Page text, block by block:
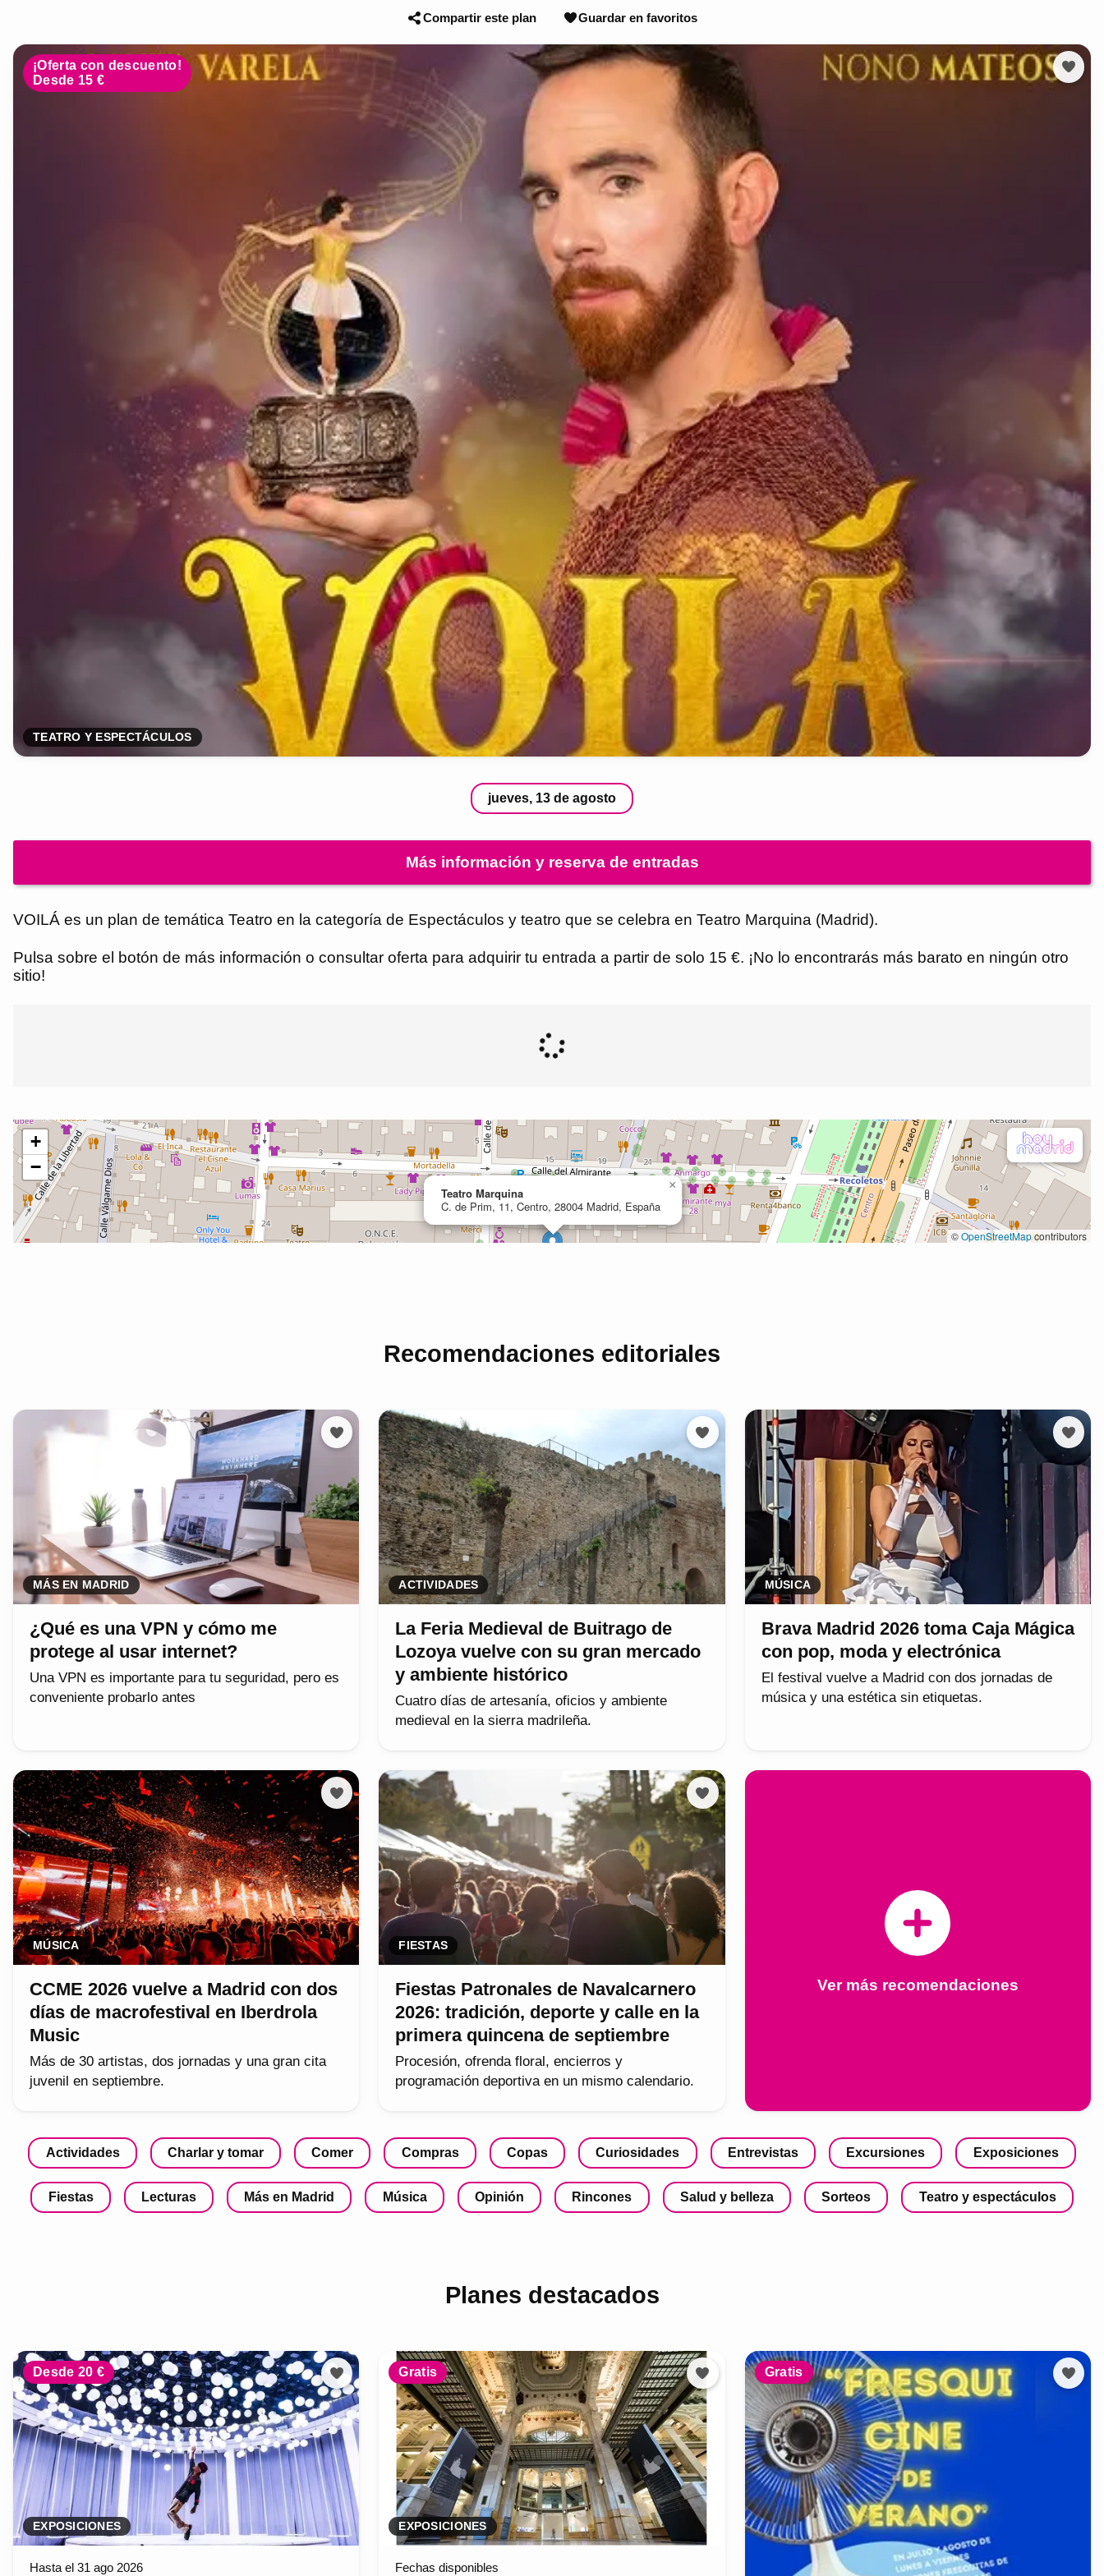
Compartir este plan Guardar en favoritos
¡Oferta con descuento!
Desde 15 €
TEATRO Y ESPECTÁCULOS
jueves, 13 de agosto
Más información y reserva de entradas
VOILÁ es un plan de temática Teatro en la categoría de Espectáculos y teatro que se celebra en Teatro Marquina (Madrid).
Pulsa sobre el botón de más información o consultar oferta para adquirir tu entrada a partir de solo 15 €. ¡No lo encontrarás más barato en ningún otro
sitio!
Recomendaciones editoriales
MÁS EN MADRID
¿Qué es una VPN y cómo me
protege al usar internet?
Una VPN es importante para tu seguridad, pero es
conveniente probarlo antes
ACTIVIDADES
La Feria Medieval de Buitrago de
Lozoya vuelve con su gran mercado
y ambiente histórico
Cuatro días de artesanía, oficios y ambiente
medieval en la sierra madrileña.
MÚSICA
Brava Madrid 2026 toma Caja Mágica
con pop, moda y electrónica
El festival vuelve a Madrid con dos jornadas de
música y una estética sin etiquetas.
MÚSICA
CCME 2026 vuelve a Madrid con dos
días de macrofestival en Iberdrola
Music
Más de 30 artistas, dos jornadas y una gran cita
juvenil en septiembre.
FIESTAS
Fiestas Patronales de Navalcarnero
2026: tradición, deporte y calle en la
primera quincena de septiembre
Procesión, ofrenda floral, encierros y
programación deportiva en un mismo calendario.
Ver más recomendaciones
Actividades Charlar y tomar Comer Compras Copas Curiosidades Entrevistas Excursiones Exposiciones
Fiestas Lecturas Más en Madrid Música Opinión Rincones Salud y belleza Sorteos Teatro y espectáculos
Planes destacados
Desde 20 €
EXPOSICIONES
Hasta el 31 ago 2026
Gratis
EXPOSICIONES
Fechas disponibles
Gratis